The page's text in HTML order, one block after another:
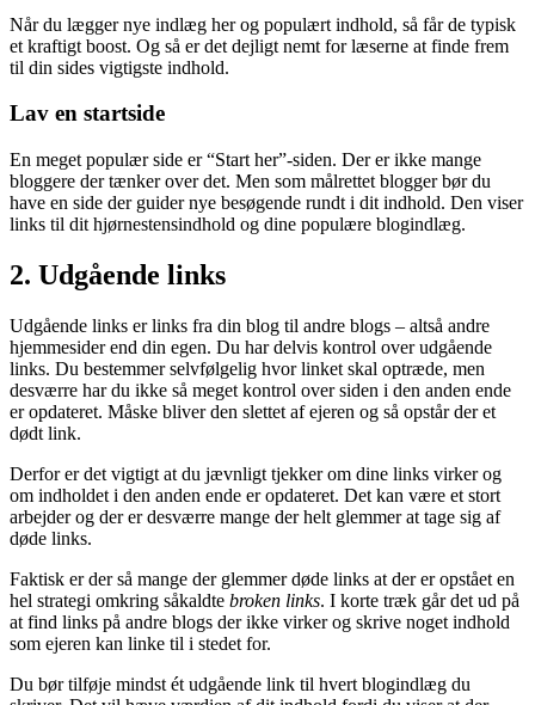
Når du lægger nye indlæg her og populært indhold, så får de typisk
et kraftigt boost. Og så er det dejligt nemt for læserne at finde frem
til din sides vigtigste indhold.
Lav en startside
En meget populær side er “Start her”-siden. Der er ikke mange
bloggere der tænker over det. Men som målrettet blogger bør du
have en side der guider nye besøgende rundt i dit indhold. Den viser
links til dit hjørnestensindhold og dine populære blogindlæg.
2. Udgående links
Udgående links er links fra din blog til andre blogs – altså andre
hjemmesider end din egen. Du har delvis kontrol over udgående
links. Du bestemmer selvfølgelig hvor linket skal optræde, men
desværre har du ikke så meget kontrol over siden i den anden ende
er opdateret. Måske bliver den slettet af ejeren og så opstår der et
dødt link.
Derfor er det vigtigt at du jævnligt tjekker om dine links virker og
om indholdet i den anden ende er opdateret. Det kan være et stort
arbejder og der er desværre mange der helt glemmer at tage sig af
døde links.
Faktisk er der så mange der glemmer døde links at der er opstået en
hel strategi omkring såkaldte broken links. I korte træk går det ud på
at find links på andre blogs der ikke virker og skrive noget indhold
som ejeren kan linke til i stedet for.
Du bør tilføje mindst ét udgående link til hvert blogindlæg du